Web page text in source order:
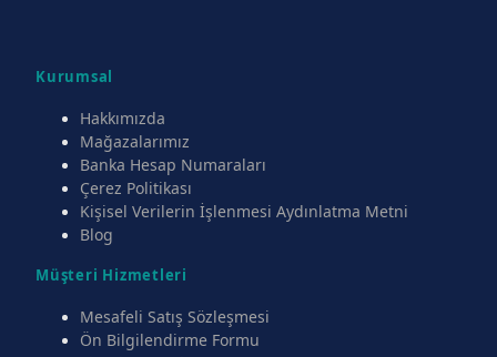
Kurumsal
Hakkımızda
Mağazalarımız
Banka Hesap Numaraları
Çerez Politikası
Kişisel Verilerin İşlenmesi Aydınlatma Metni
Blog
Müşteri Hizmetleri
Mesafeli Satış Sözleşmesi
Ön Bilgilendirme Formu